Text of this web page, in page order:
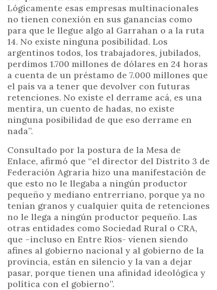
Lógicamente esas empresas multinacionales
no tienen conexión en sus ganancias como
para que le llegue algo al Garrahan o a la ruta
14. No existe ninguna posibilidad. Los
argentinos todos, los trabajadores, jubilados,
perdimos 1.700 millones de dólares en 24 horas
a cuenta de un préstamo de 7.000 millones que
el país va a tener que devolver con futuras
retenciones. No existe el derrame acá, es una
mentira, un cuento de hadas, no existe
ninguna posibilidad de que eso derrame en
nada”.
Consultado por la postura de la Mesa de
Enlace, afirmó que “el director del Distrito 3 de
Federación Agraria hizo una manifestación de
que esto no le llegaba a ningún productor
pequeño y mediano entrerriano, porque ya no
tenían granos y cualquier quita de retenciones
no le llega a ningún productor pequeño. Las
otras entidades como Sociedad Rural o CRA,
que –incluso en Entre Ríos- vienen siendo
afines al gobierno nacional y al gobierno de la
provincia, están en silencio y la van a dejar
pasar, porque tienen una afinidad ideológica y
política con el gobierno”.